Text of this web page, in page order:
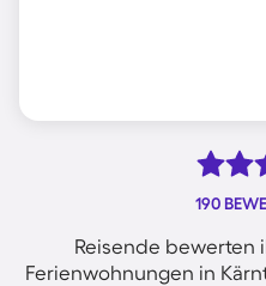
190
Reisende bewerten
Ferienwohnungen in